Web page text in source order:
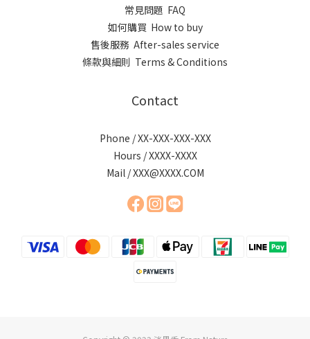
常見問題 FAQ
如何購買 How to buy
售後服務 After-sales service
條款與細則 Terms & Conditions
Contact
Phone / XX-XXX-XXX-XXX
Hours / XXXX-XXXX
Mail / XXX@XXXX.COM